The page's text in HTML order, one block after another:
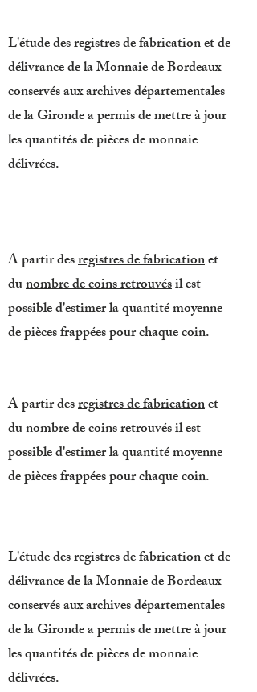
L'étude des registres de fabrication et de
délivrance de la Monnaie de Bordeaux
conservés aux archives départementales
de la Gironde a permis de mettre à jour
les quantités de pièces de monnaie
délivrées.
L'étude des registres de fabrication et de
délivrance de la Monnaie de Bordeaux
conservés aux archives départementales
de la Gironde a permis de mettre à jour
les quantités de pièces de monnaie
délivrées.
A partir desregistres de fabricationet
dunombre de coins retrouvésil est
possible d'estimer la quantité moyenne
de pièces frappées pour chaque coin.
A partir desregistres de fabricationet
dunombre de coins retrouvésil est
possible d'estimer la quantité moyenne
de pièces frappées pour chaque coin.